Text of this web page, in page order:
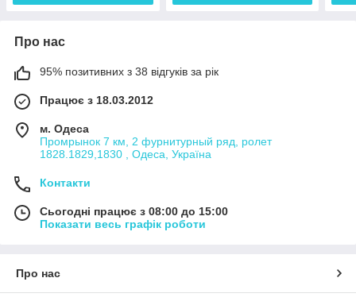
Про нас
95% позитивних з 38 відгуків за рік
Працює з 18.03.2012
м. Одеса
Промрынок 7 км, 2 фурнитурный ряд, ролет
1828.1829,1830 , Одеса, Україна
Контакти
Сьогодні працює з 08:00 до 15:00
Показати весь графік роботи
Про нас